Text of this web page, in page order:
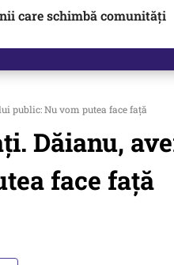
care schimbă comunități
public: Nu vom putea face față
Dăianu,
face față